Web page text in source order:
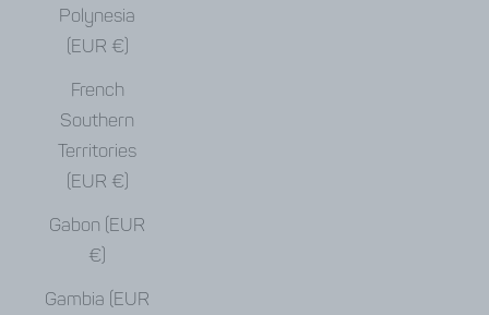
Polynesia
(EUR €)
French
Southern
Territories
(EUR €)
Gabon (EUR
€)
Gambia (EUR